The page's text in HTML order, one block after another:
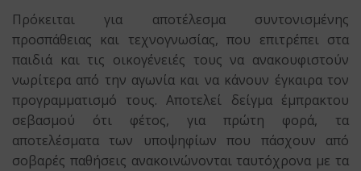
Πρόκειται για αποτέλεσμα συντονισμένης
προσπάθειας και τεχνογνωσίας, που επιτρέπει στα
παιδιά και τις οικογένειές τους να ανακουφιστούν
νωρίτερα από την αγωνία και να κάνουν έγκαιρα τον
προγραμματισμό τους. Αποτελεί δείγμα έμπρακτου
σεβασμού ότι φέτος, για πρώτη φορά, τα
αποτελέσματα των υποψηφίων που πάσχουν από
σοβαρές παθήσεις ανακοινώνονται ταυτόχρονα με τα